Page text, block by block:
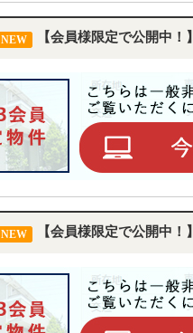
NEW 【会員様限定で公開中！】
NEW 【会員様限定で公開中！】